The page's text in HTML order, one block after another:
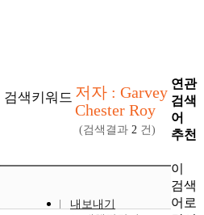
검색키워드 저자 : Garvey
Chester Roy
(검색결과 2 건)
내보내기
연관
검색
어
추천
이
검색
어로